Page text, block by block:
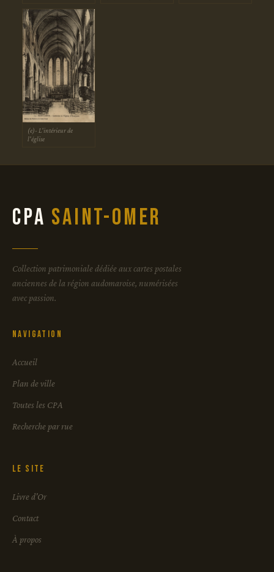
(e)- L'intérieur de
l'église
CPA Saint-Omer
Collection patrimoniale dédiée aux cartes postales
anciennes de la région audomaroise, numérisées
avec passion.
Navigation
Accueil
Plan de ville
Toutes les CPA
Recherche par rue
Le site
Livre d'Or
Contact
À propos